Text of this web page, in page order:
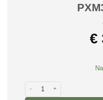
€
množstvo Pyrotechnika